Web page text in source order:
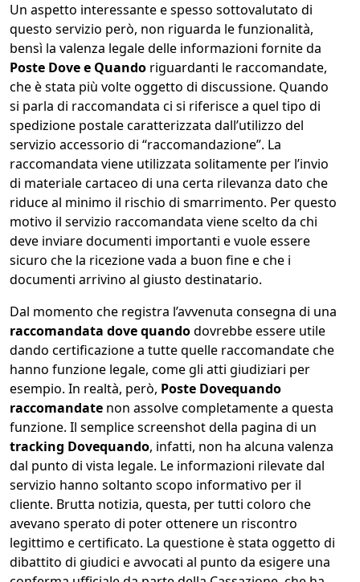
Un aspetto interessante e spesso sottovalutato di
questo servizio però, non riguarda le funzionalità,
bensì la valenza legale delle informazioni fornite da
Poste Dove e Quando riguardanti le raccomandate,
che è stata più volte oggetto di discussione. Quando
si parla di raccomandata ci si riferisce a quel tipo di
spedizione postale caratterizzata dall’utilizzo del
servizio accessorio di “raccomandazione”. La
raccomandata viene utilizzata solitamente per l’invio
di materiale cartaceo di una certa rilevanza dato che
riduce al minimo il rischio di smarrimento. Per questo
motivo il servizio raccomandata viene scelto da chi
deve inviare documenti importanti e vuole essere
sicuro che la ricezione vada a buon fine e che i
documenti arrivino al giusto destinatario.
Dal momento che registra l’avvenuta consegna di una
raccomandata dove quandodovrebbe essere utile
dando certificazione a tutte quelle raccomandate che
hanno funzione legale, come gli atti giudiziari per
esempio. In realtà, però, Poste Dovequando
raccomandate non assolve completamente a questa
funzione. Il semplice screenshot della pagina di un
tracking Dovequando, infatti, non ha alcuna valenza
dal punto di vista legale. Le informazioni rilevate dal
servizio hanno soltanto scopo informativo per il
cliente. Brutta notizia, questa, per tutti coloro che
avevano sperato di poter ottenere un riscontro
legittimo e certificato. La questione è stata oggetto di
dibattito di giudici e avvocati al punto da esigere una